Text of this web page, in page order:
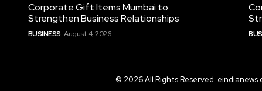
Corporate Gift Items Mumbai to
Strengthen Business Relationships
BUSINESS August 4, 2026
© 2026 All Rights Reserved.